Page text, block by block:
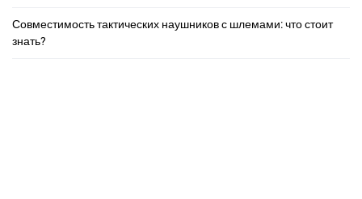
Совместимость тактических наушников с шлемами: что стоит
знать?